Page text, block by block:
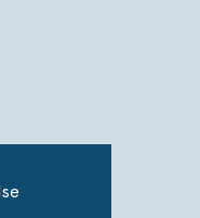
nybegynder